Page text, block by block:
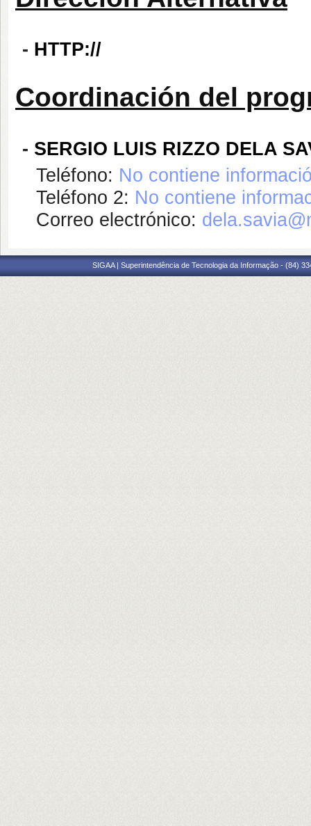
- HTTP://
Coordinación del
- SERGIO LUIS RIZZO DELA
Teléfono: No contiene
Teléfono 2: No contiene
Correo electrónico:
SIGAA | Superintendência de Tecnologia da Informação - (84)